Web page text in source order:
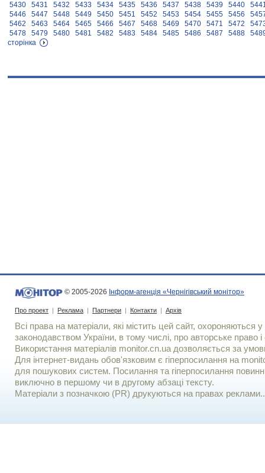
5430
5431 5432 5433 5434 5435 5436 5437 5438 5439 5440
5446
5447 5448 5449 5450 5451 5452 5453 5454 5455 5456
5462
5463 5464 5465 5466 5467 5468 5469 5470 5471 5472
5478
5479 5480 5481 5482 5483 5484 5485 5486 5487 5488
сторінка
© 2005-2026 Інформ-агенція «Чернігівський монітор»
Про проект | Реклама | Партнери | Контакти | Архів
Всі права на матеріали, які містить цей сайт, охороняються у
законодавством України, в тому числі, про авторське право і
Використання матерiалiв monitor.cn.ua дозволяється за
Для iнтернет-видань обов'язковим є гiперпосилання на
для пошукових систем. Посилання та гіперпосилання
виключно в першому чи в другому абзаці тексту.
Матеріали з позначкою (PR) друкуються на правах реклами..